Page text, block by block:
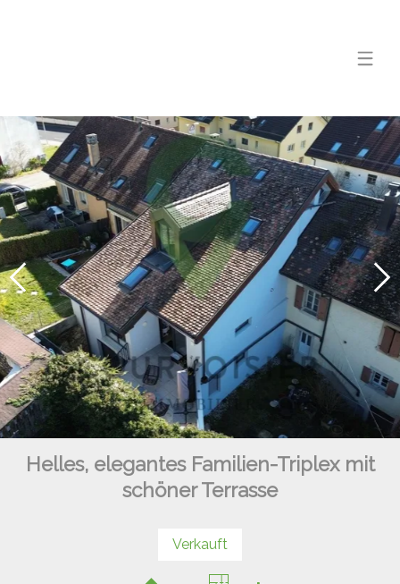
Helles, elegantes Familien-Triplex mit
schöner Terrasse
Verkauft